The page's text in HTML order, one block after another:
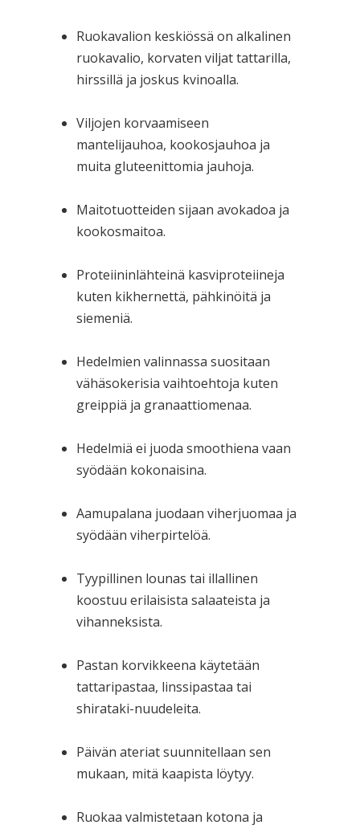
Ruokavalion keskiössä on alkalinen
ruokavalio, korvaten viljat tattarilla,
hirssillä ja joskus kvinoalla.
Viljojen korvaamiseen
mantelijauhoa, kookosjauhoa ja
muita gluteenittomia jauhoja.
Maitotuotteiden sijaan avokadoa ja
kookosmaitoa.
Proteiininlähteinä kasviproteiineja
kuten kikhernettä, pähkinöitä ja
siemeniä.
Hedelmien valinnassa suositaan
vähäsokerisia vaihtoehtoja kuten
greippiä ja granaattiomenaa.
Hedelmiä ei juoda smoothiena vaan
syödään kokonaisina.
Aamupalana juodaan viherjuomaa ja
syödään viherpirtelöä.
Tyypillinen lounas tai illallinen
koostuu erilaisista salaateista ja
vihanneksista.
Pastan korvikkeena käytetään
tattaripastaa, linssipastaa tai
shirataki-nuudeleita.
Päivän ateriat suunnitellaan sen
mukaan, mitä kaapista löytyy.
Ruokaa valmistetaan kotona ja